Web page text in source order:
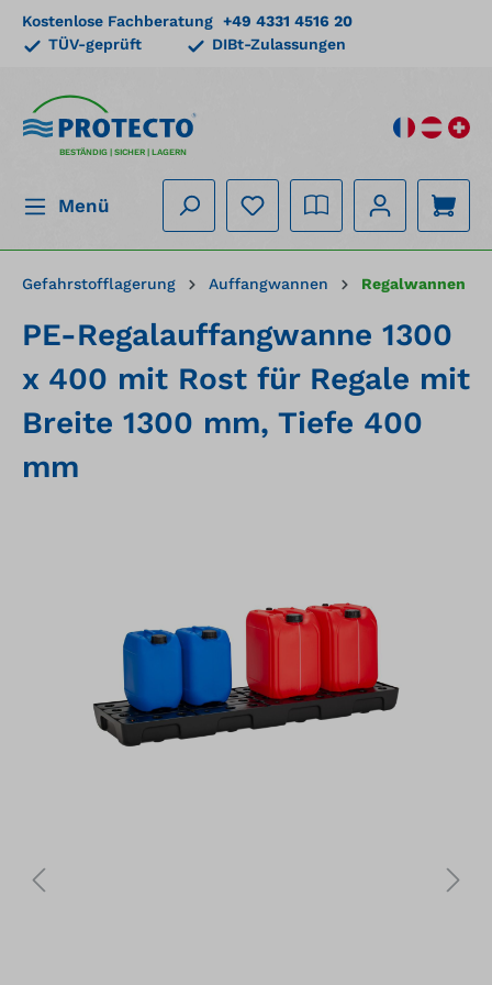
springen
Kostenlose Fachberatung +49 4331 4516 20
TÜV-geprüft
DIBt-Zulassungen
BESTÄNDIG | SICHER | LAGERN
Menü
Gefahrstofflagerung Auffangwannen Regalwannen
PE-Regalauffangwanne 1300
x 400 mit Rost für Regale mit
Breite 1300 mm, Tiefe 400
mm